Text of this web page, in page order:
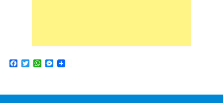
Facebook
TwitterWhatsApp
Messenger